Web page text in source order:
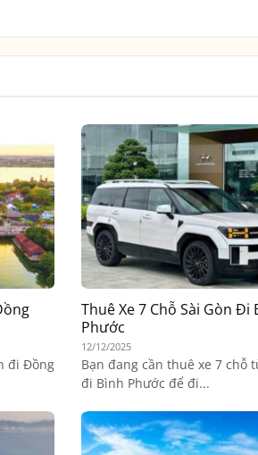
đi Đồng
Thuê Xe 7 Chỗ Sài Gòn Đi
Phước
12/12/2025
Bạn đang cần thuê xe 7 chỗ
đi Bình Phước để đi...